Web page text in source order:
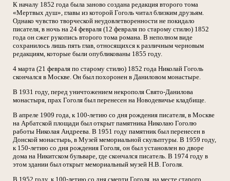
К началу 1852 года была заново создана редакция второго тома
«Мертвых душ», главы из которой Гоголь читал близким друзьям.
Однако чувство творческой неудовлетворенности не покидало
писателя, в ночь на 24 февраля (12 февраля по старому стилю) 1852
года он сжег рукопись второго тома романа. В неполном виде
сохранилось лишь пять глав, относящихся к различным черновым
редакциям, которые были опубликованы 1855 году.
4 марта (21 февраля по старому стилю) 1852 года Николай Гоголь
скончался в Москве. Он был похоронен в Даниловом монастыре.
В 1931 году, перед уничтожением некрополя Свято-Данилова
монастыря, прах Гоголя был перенесен на Новодевичье кладбище.
В апреле 1909 года, к 100-летию со дня рождения писателя, в Москве
на Арбатской площади был открыт памятника Николаю Гоголю
работы Николая Андреева. В 1951 году памятник был перенесен в
Донской монастырь, в Музей мемориальной скульптуры. В 1959 году,
к 150-летию со дня рождения Гоголя, он был установлен во дворе
дома на Никитском бульваре, где скончался писатель. В 1974 году в
этом здании был открыт мемориальный музей Н.В. Гоголя.
В 1952 году, к 100-летию со дня смерти Гоголя, на месте старого